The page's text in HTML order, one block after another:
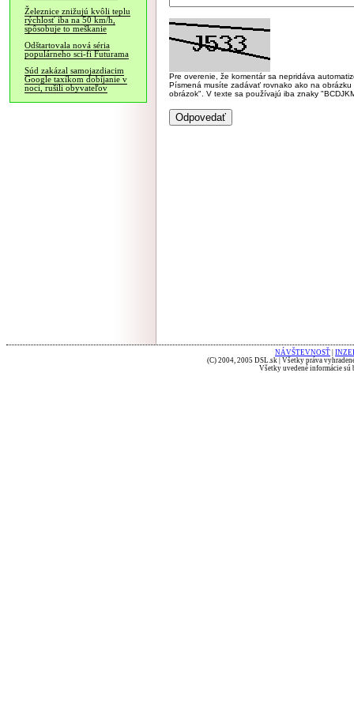
Železnice znižujú kvôli teplu
rýchlosť iba na 50 km/h,
spôsobuje to meškanie
Odštartovala nová séria
populárneho sci-fi Futurama
Súd zakázal samojazdiacim
Google taxíkom dobíjanie v
noci, rušili obyvateľov
Pre overenie, že komentár sa nepridáva
Písmená musíte zadávať rovnako ako na
obrázok". V texte sa používajú iba znaky
NÁVŠTEVNOSŤ
(C) 2004, 2005 DSL.sk | Všetky práva
Všetky uvedené informácie sú